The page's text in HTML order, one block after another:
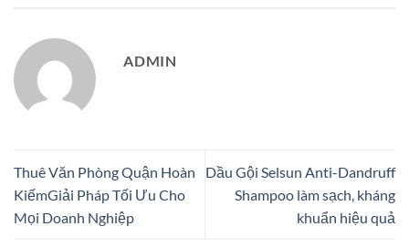
ADMIN
Thuê Văn Phòng Quận Hoàn
KiếmGiải Pháp Tối Ưu Cho
Mọi Doanh Nghiệp
Dầu Gội Selsun Anti-Dandruff
Shampoo làm sạch, kháng
khuẩn hiệu quả